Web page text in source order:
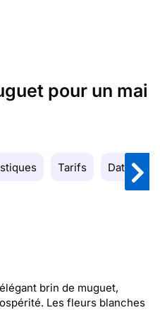
pour un mai
Tarifs Date de
brin de muguet,
Les fleurs blanches